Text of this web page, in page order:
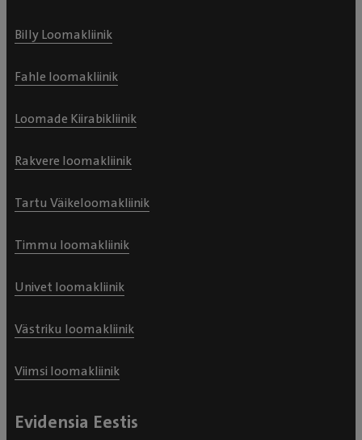
Billy Loomakliinik
Fahle loomakliinik
Loomade Kiirabikliinik
Rakvere loomakliinik
Tartu Väikeloomakliinik
Timmu loomakliinik
Univet loomakliinik
Västriku loomakliinik
Viimsi loomakliinik
Evidensia Eestis